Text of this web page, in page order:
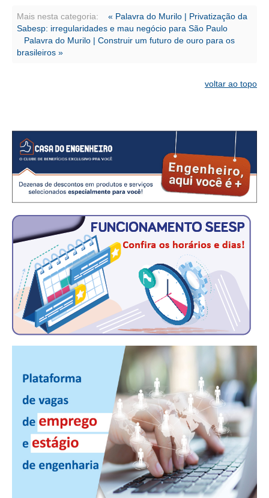
CAMPANHAS SALARIAIS
COMUNICAÇÃO
JORNAL DO ENGENHEIRO
AGENDA
SEESP NOTÍCIAS
NOTÍCIAS NO WHATSAPP
FOTOS
PUBLICAÇÕES
PUBLICIDADE
MANUAL DE REDAÇÃO
ASSOCIE-SE
ATUALIZAÇÃO CADASTRAL
NÚCLEO JOVEM
Mais nesta categoria:
« Palavra do Murilo | Privatização da
Sabesp: irregularidades e mau negócio para São Paulo
Palavra do Murilo | Construir um futuro de ouro para os
brasileiros »
voltar ao topo